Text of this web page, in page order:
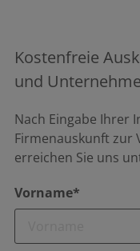
Kostenfreie
und
Nach Eingabe Ihrer
Firmenauskunft zur
erreichen Sie uns
Vorname*